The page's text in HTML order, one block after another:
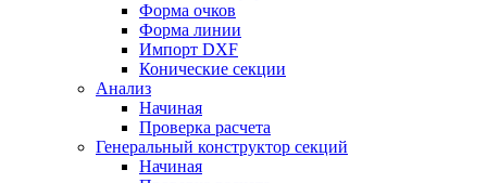
Форма очков
Форма линии
Импорт DXF
Конические секции
Анализ
Начиная
Проверка расчета
Генеральный конструктор секций
Начиная